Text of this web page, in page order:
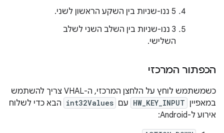
‫5 ננו-שניות בין השקע הראשון לשני.
‫3 ננו-שניות בין השלב השני לשלב
השלישי.
הכפתור המרכזי
כשמשתמש לוחץ על הלחצן המרכזי, ה-VHAL צריך להשתמש
במאפיין HW_KEY_INPUT עם int32Values הבא כדי לשלוח
אירוע ל-Android: